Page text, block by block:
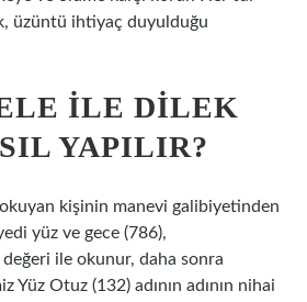
üzüntü ihtiyaç duyulduğu
ILE DILEK
YAPILIR?
kişinin manevi galibiyetinden
yüz ve gece (786),
değeri ile okunur, daha sonra
Yüz Otuz (132) adının adının nihai